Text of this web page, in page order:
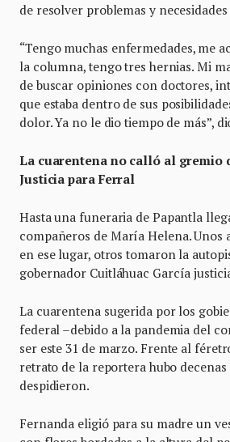
de resolver problemas y
“Tengo muchas enfermedades, me
la columna, tengo tres hernias. Mi
de buscar opiniones con doctores,
que estaba dentro de sus
dolor. Ya no le dio tiempo de más”,
La cuarentena no calló al gremio
Justicia para Ferral
Hasta una funeraria de Papantla
compañeros de María Helena. Unos
en ese lugar, otros tomaron la
gobernador Cuitláhuac García
La cuarentena sugerida por los
federal –debido a la pandemia del
ser este 31 de marzo. Frente al
retrato de la reportera hubo decenas
despidieron.
Fernanda eligió para su madre un